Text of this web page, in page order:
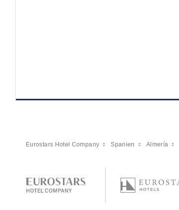
Eurostars Hotel Company Spanien Almería